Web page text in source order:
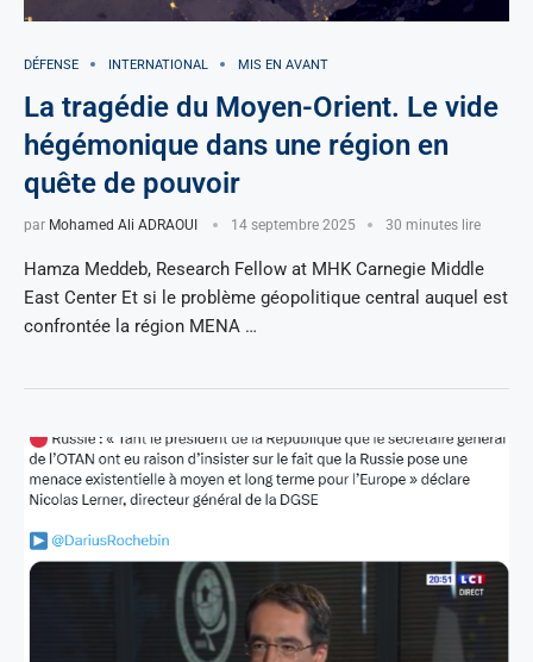
DÉFENSE INTERNATIONAL MIS EN AVANT
La tragédie du Moyen-Orient. Le vide
hégémonique dans une région en
quête de pouvoir
par Mohamed Ali ADRAOUI 14 septembre 2025 30 minutes lire
Hamza Meddeb, Research Fellow at MHK Carnegie Middle
East Center Et si le problème géopolitique central auquel est
confrontée la région MENA …